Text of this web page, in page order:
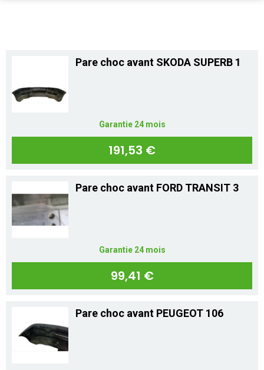
0,00 €
ENLÈVEMENT EPAVE
ALLO CASSE AUTO
CONTACT
Mon compte
Appelez-nous
Pare choc avant SKODA SUPERB 1
Garantie 24 mois
191,53 €
Pare choc avant FORD TRANSIT 3
Garantie 24 mois
99,41 €
Pare choc avant PEUGEOT 106